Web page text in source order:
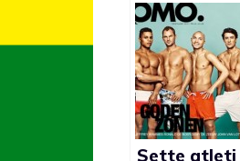
Sette atleti